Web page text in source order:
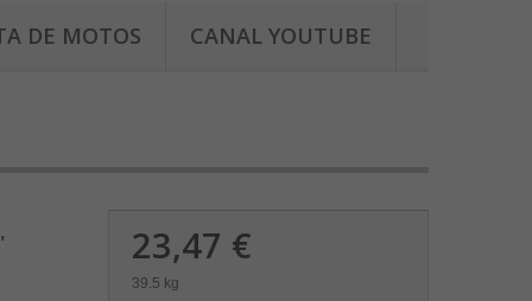
DE MOTOS CANAL YOUTUBE
23,47 €
39.5 kg